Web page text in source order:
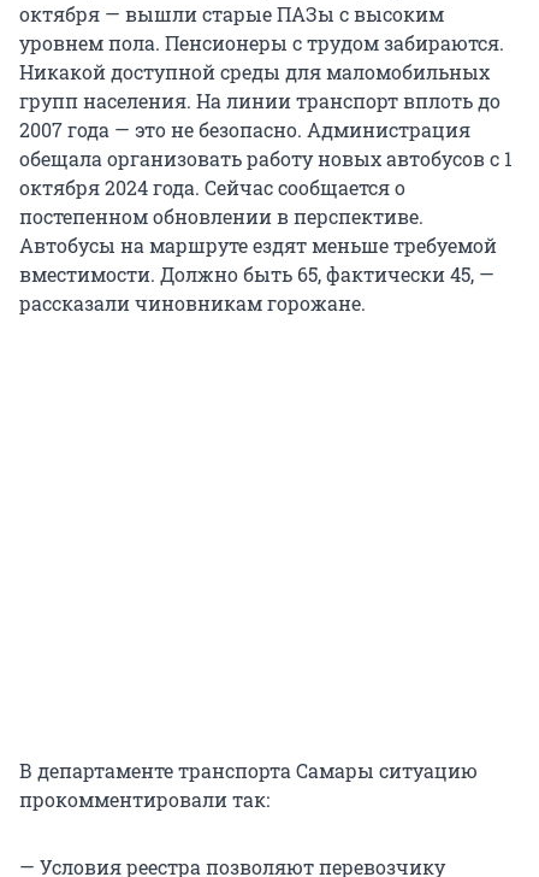
октября — вышли старые ПАЗы с высоким
уровнем пола. Пенсионеры с трудом забираются.
Никакой доступной среды для маломобильных
групп населения. На линии транспорт вплоть до
2007 года — это не безопасно. Администрация
обещала организовать работу новых автобусов с 1
октября 2024 года. Сейчас сообщается о
постепенном обновлении в перспективе.
Автобусы на маршруте ездят меньше требуемой
вместимости. Должно быть 65, фактически 45, —
рассказали чиновникам горожане.
В департаменте транспорта Самары ситуацию
прокомментировали так:
— Условия реестра позволяют перевозчику